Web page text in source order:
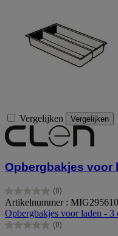
Vergelijken Vergelijken
Opbergbakjes voor
(0)
0.0
van
de
5
Artikelnummer : MIG295610
Opbergbakjes voor laden - 3
(0)
0.0